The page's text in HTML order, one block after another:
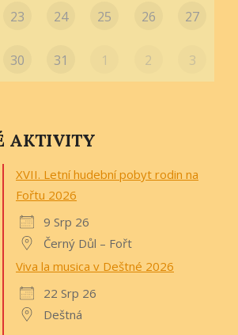
23 24 25 26 27
30 31 1 2 3
AKTIVITY
XVII. Letní hudební pobyt rodin na
Fořtu 2026
9 Srp 26
Černý Důl – Fořt
Viva la musica v Deštné 2026
22 Srp 26
Deštná